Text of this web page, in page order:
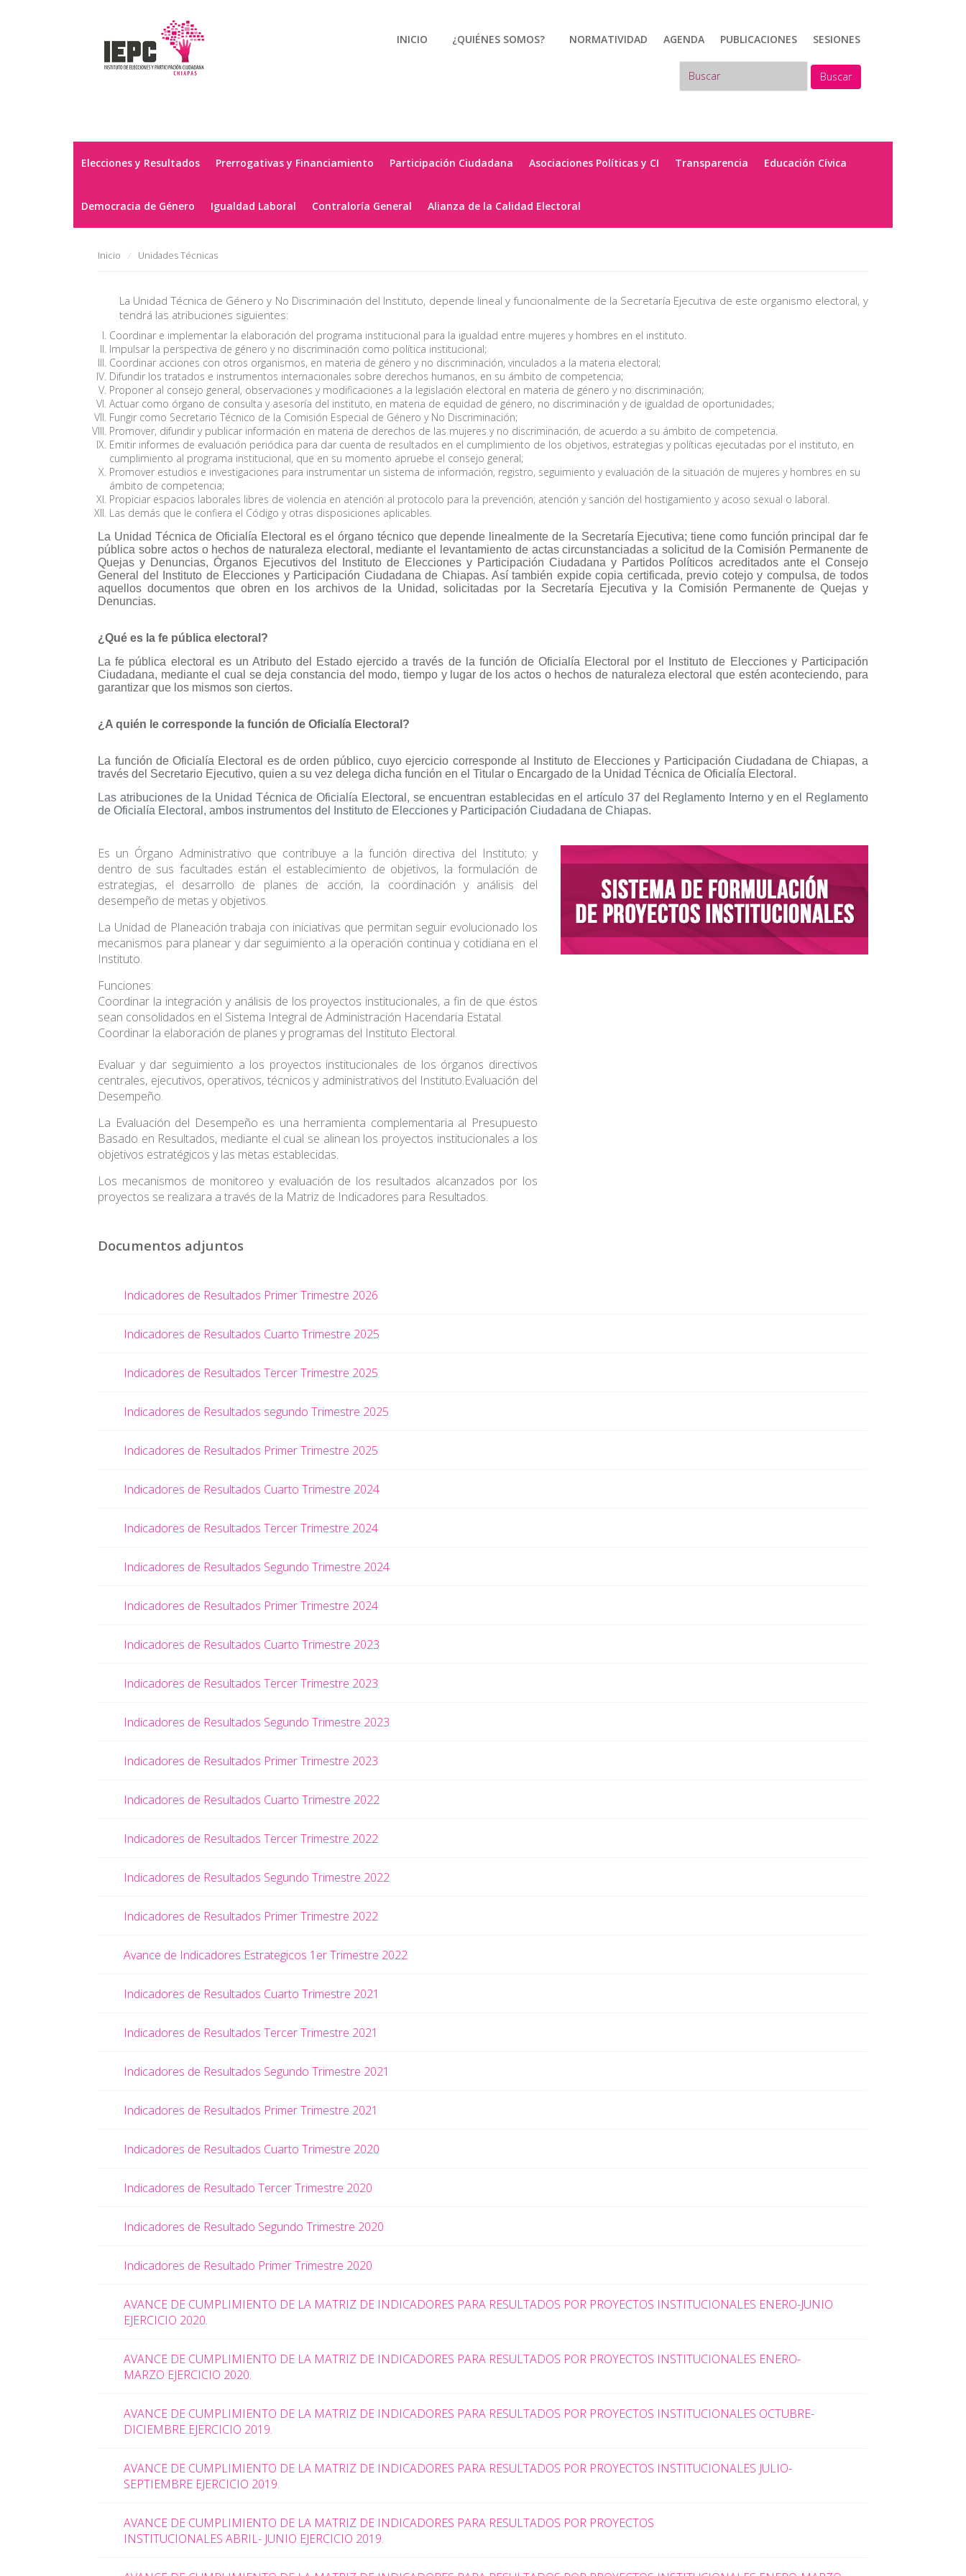
INICIO ¿QUIÉNES SOMOS? NORMATIVIDAD AGENDA PUBLICACIONES SESIONES
Buscar
Elecciones y Resultados Prerrogativas y Financiamiento Participación Ciudadana Asociaciones Políticas y CI Transparencia Educación Cívica
Democracia de Género Igualdad Laboral Contraloría General Alianza de la Calidad Electoral
Inicio Unidades Técnicas
La Unidad Técnica de Género y No Discriminación del Instituto, depende lineal y funcionalmente de la Secretaría Ejecutiva de este organismo electoral, y
tendrá las atribuciones siguientes:
Coordinar e implementar la elaboración del programa institucional para la igualdad entre mujeres y hombres en el instituto.
Impulsar la perspectiva de género y no discriminación como política institucional;
Coordinar acciones con otros organismos, en materia de género y no discriminación, vinculados a la materia electoral;
Difundir los tratados e instrumentos internacionales sobre derechos humanos, en su ámbito de competencia;
Proponer al consejo general, observaciones y modificaciones a la legislación electoral en materia de género y no discriminación;
Actuar como órgano de consulta y asesoría del instituto, en materia de equidad de género, no discriminación y de igualdad de oportunidades;
Fungir como Secretario Técnico de la Comisión Especial de Género y No Discriminación;
Promover, difundir y publicar información en materia de derechos de las mujeres y no discriminación, de acuerdo a su ámbito de competencia.
Emitir informes de evaluación periódica para dar cuenta de resultados en el cumplimiento de los objetivos, estrategias y políticas ejecutadas por el instituto, en
cumplimiento al programa institucional, que en su momento apruebe el consejo general;
Promover estudios e investigaciones para instrumentar un sistema de información, registro, seguimiento y evaluación de la situación de mujeres y hombres en su
ámbito de competencia;
Propiciar espacios laborales libres de violencia en atención al protocolo para la prevención, atención y sanción del hostigamiento y acoso sexual o laboral.
Las demás que le confiera el Código y otras disposiciones aplicables.
La Unidad Técnica de Oficialía Electoral es el órgano técnico que depende linealmente de la Secretaría Ejecutiva; tiene como función principal dar fe
pública sobre actos o hechos de naturaleza electoral, mediante el levantamiento de actas circunstanciadas a solicitud de la Comisión Permanente de
Quejas y Denuncias, Órganos Ejecutivos del Instituto de Elecciones y Participación Ciudadana y Partidos Políticos acreditados ante el Consejo
General del Instituto de Elecciones y Participación Ciudadana de Chiapas. Así también expide copia certificada, previo cotejo y compulsa, de todos
aquellos documentos que obren en los archivos de la Unidad, solicitadas por la Secretaría Ejecutiva y la Comisión Permanente de Quejas y
Denuncias.
¿Qué es la fe pública electoral?
La fe pública electoral es un Atributo del Estado ejercido a través de la función de Oficialía Electoral por el Instituto de Elecciones y Participación
Ciudadana, mediante el cual se deja constancia del modo, tiempo y lugar de los actos o hechos de naturaleza electoral que estén aconteciendo, para
garantizar que los mismos son ciertos.
¿A quién le corresponde la función de Oficialía Electoral?
La función de Oficialía Electoral es de orden público, cuyo ejercicio corresponde al Instituto de Elecciones y Participación Ciudadana de Chiapas, a
través del Secretario Ejecutivo, quien a su vez delega dicha función en el Titular o Encargado de la Unidad Técnica de Oficialía Electoral.
Las atribuciones de la Unidad Técnica de Oficialía Electoral, se encuentran establecidas en el artículo 37 del Reglamento Interno y en el Reglamento
de Oficialía Electoral, ambos instrumentos del Instituto de Elecciones y Participación Ciudadana de Chiapas.
Es un Órgano Administrativo que contribuye a la función directiva del Instituto; y
dentro de sus facultades están el establecimiento de objetivos, la formulación de
estrategias, el desarrollo de planes de acción, la coordinación y análisis del
desempeño de metas y objetivos.
La Unidad de Planeación trabaja con iniciativas que permitan seguir evolucionado los
mecanismos para planear y dar seguimiento a la operación continua y cotidiana en el
Instituto.
Funciones:
Coordinar la integración y análisis de los proyectos institucionales, a fin de que éstos
sean consolidados en el Sistema Integral de Administración Hacendaria Estatal.
Coordinar la elaboración de planes y programas del Instituto Electoral.
Evaluar y dar seguimiento a los proyectos institucionales de los órganos directivos
centrales, ejecutivos, operativos, técnicos y administrativos del Instituto.Evaluación del
Desempeño.
La Evaluación del Desempeño es una herramienta complementaria al Presupuesto
Basado en Resultados, mediante el cual se alinean los proyectos institucionales a los
objetivos estratégicos y las metas establecidas.
Los mecanismos de monitoreo y evaluación de los resultados alcanzados por los
proyectos se realizara a través de la Matriz de Indicadores para Resultados.
Documentos adjuntos
Indicadores de Resultados Primer Trimestre 2026
Indicadores de Resultados Cuarto Trimestre 2025
Indicadores de Resultados Tercer Trimestre 2025
Indicadores de Resultados segundo Trimestre 2025
Indicadores de Resultados Primer Trimestre 2025
Indicadores de Resultados Cuarto Trimestre 2024
Indicadores de Resultados Tercer Trimestre 2024
Indicadores de Resultados Segundo Trimestre 2024
Indicadores de Resultados Primer Trimestre 2024
Indicadores de Resultados Cuarto Trimestre 2023
Indicadores de Resultados Tercer Trimestre 2023
Indicadores de Resultados Segundo Trimestre 2023
Indicadores de Resultados Primer Trimestre 2023
Indicadores de Resultados Cuarto Trimestre 2022
Indicadores de Resultados Tercer Trimestre 2022
Indicadores de Resultados Segundo Trimestre 2022
Indicadores de Resultados Primer Trimestre 2022
Avance de Indicadores Estrategicos 1er Trimestre 2022
Indicadores de Resultados Cuarto Trimestre 2021
Indicadores de Resultados Tercer Trimestre 2021
Indicadores de Resultados Segundo Trimestre 2021
Indicadores de Resultados Primer Trimestre 2021
Indicadores de Resultados Cuarto Trimestre 2020
Indicadores de Resultado Tercer Trimestre 2020
Indicadores de Resultado Segundo Trimestre 2020
Indicadores de Resultado Primer Trimestre 2020
AVANCE DE CUMPLIMIENTO DE LA MATRIZ DE INDICADORES PARA RESULTADOS POR PROYECTOS INSTITUCIONALES ENERO-JUNIO
EJERCICIO 2020.
AVANCE DE CUMPLIMIENTO DE LA MATRIZ DE INDICADORES PARA RESULTADOS POR PROYECTOS INSTITUCIONALES ENERO-
MARZO EJERCICIO 2020.
AVANCE DE CUMPLIMIENTO DE LA MATRIZ DE INDICADORES PARA RESULTADOS POR PROYECTOS INSTITUCIONALES OCTUBRE-
DICIEMBRE EJERCICIO 2019.
AVANCE DE CUMPLIMIENTO DE LA MATRIZ DE INDICADORES PARA RESULTADOS POR PROYECTOS INSTITUCIONALES JULIO-
SEPTIEMBRE EJERCICIO 2019.
AVANCE DE CUMPLIMIENTO DE LA MATRIZ DE INDICADORES PARA RESULTADOS POR PROYECTOS
INSTITUCIONALES ABRIL- JUNIO EJERCICIO 2019.